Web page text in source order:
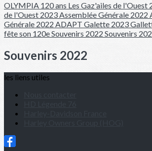
OLYMPIA 120 ans Les Gaz'ailes de l'Ouest
de l'Ouest 2023Assemblée Générale 2022
Générale 2022 ADAPT Galette 2023
fête son 120eSouvenirs 2022 Souvenirs
Souvenirs 2022
les liens utiles